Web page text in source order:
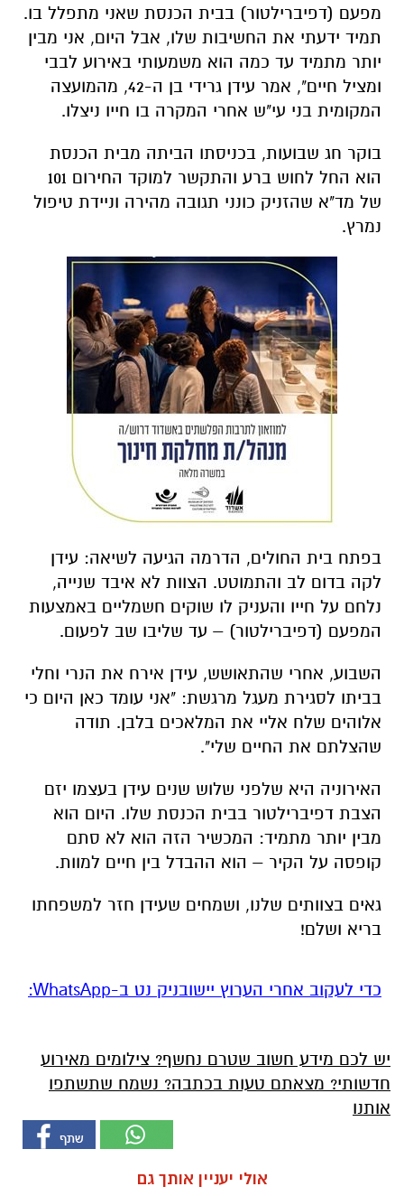
מפעם (דפיברילטור) בבית הכנסת שאני מתפלל בו.
תמיד ידעתי את החשיבות שלו, אבל היום, אני מבין
יותר מתמיד עד כמה הוא משמעותי באירוע לבבי
ומציל חיים", אמר עידן גרידי בן ה-42, מהמועצה
המקומית בני עי"ש אחרי המקרה בו חייו ניצלו.
בוקר חג שבועות, בכניסתו הביתה מבית הכנסת
הוא החל לחוש ברע והתקשר למוקד החירום 101
של מד"א שהזניק כונני תגובה מהירה וניידת טיפול
נמרץ.
בפתח בית החולים, הדרמה הגיעה לשיאה: עידן
לקה בדום לב והתמוטט. הצוות לא איבד שנייה,
נלחם על חייו והעניק לו שוקים חשמליים באמצעות
המפעם (דפיברילטור) – עד שליבו שב לפעום.
השבוע, אחרי שהתאושש, עידן אירח את הנרי וחלי
בביתו לסגירת מעגל מרגשת: "אני עומד כאן היום כי
אלוהים שלח אליי את המלאכים בלבן. תודה
שהצלתם את החיים שלי".
האירוניה היא שלפני שלוש שנים עידן בעצמו יזם
הצבת דפיברילטור בבית הכנסת שלו. היום הוא
מבין יותר מתמיד: המכשיר הזה הוא לא סתם
קופסה על הקיר – הוא ההבדל בין חיים למוות.
גאים בצוותים שלנו, ושמחים שעידן חזר למשפחתו
בריא ושלם!
‏כדי לעקוב אחרי הערוץ יישובניק נט ב-WhatsApp:‏‏‏
יש לכם מידע חשוב שטרם נחשף? צילומים מאירוע
חדשותי? מצאתם טעות בכתבה? נשמח שתשתפו
אותנו
אולי יעניין אותך גם